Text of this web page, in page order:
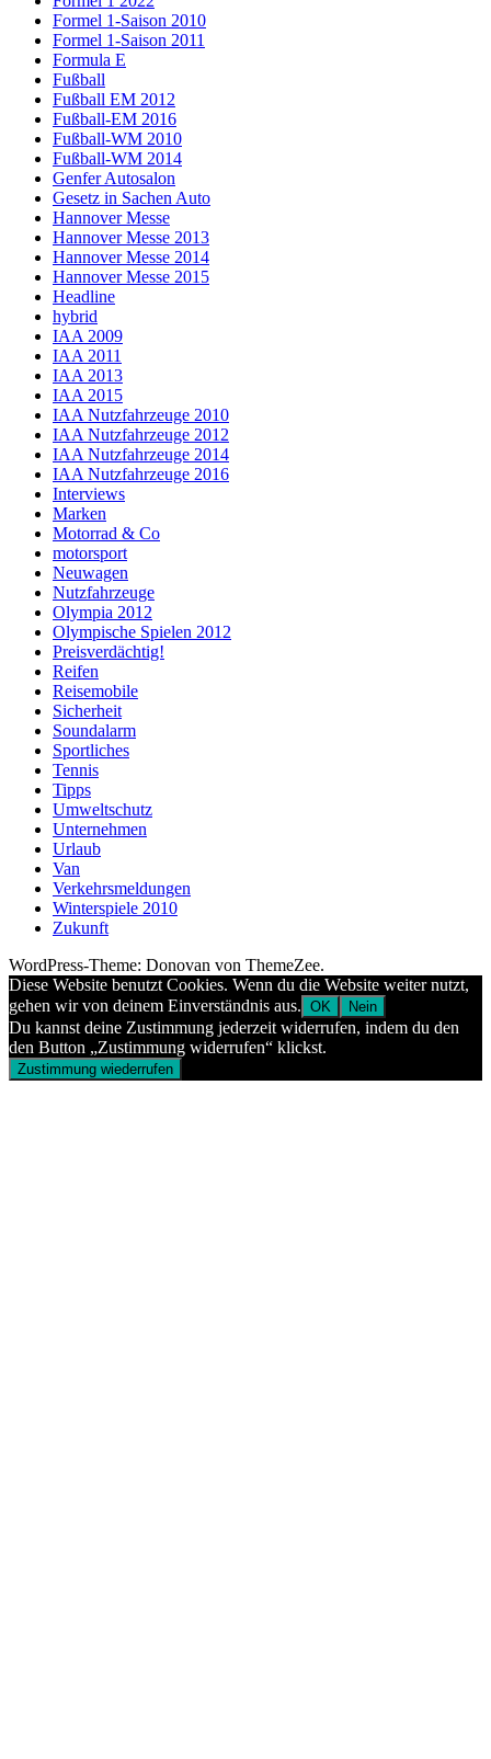
Formel 1-Saison 2010
Formel 1-Saison 2011
Formula E
Fußball
Fußball EM 2012
Fußball-EM 2016
Fußball-WM 2010
Fußball-WM 2014
Genfer Autosalon
Gesetz in Sachen Auto
Hannover Messe
Hannover Messe 2013
Hannover Messe 2014
Hannover Messe 2015
Headline
hybrid
IAA 2009
IAA 2011
IAA 2013
IAA 2015
IAA Nutzfahrzeuge 2010
IAA Nutzfahrzeuge 2012
IAA Nutzfahrzeuge 2014
IAA Nutzfahrzeuge 2016
Interviews
Marken
Motorrad & Co
motorsport
Neuwagen
Nutzfahrzeuge
Olympia 2012
Olympische Spielen 2012
Preisverdächtig!
Reifen
Reisemobile
Sicherheit
Soundalarm
Sportliches
Tennis
Tipps
Umweltschutz
Unternehmen
Urlaub
Van
Verkehrsmeldungen
Winterspiele 2010
Zukunft
WordPress-Theme: Donovan von ThemeZee.
Diese Website benutzt Cookies. Wenn du die Website weiter nutzt,
gehen wir von deinem Einverständnis aus. OK Nein
Du kannst deine Zustimmung jederzeit widerrufen, indem du den
den Button „Zustimmung widerrufen“ klickst.
Zustimmung wiederrufen